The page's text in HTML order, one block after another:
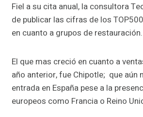
Fiel a su cita anual, la consultora
de publicar las cifras de los
en cuanto a grupos de restauración.
El que mas creció en cuanto a
año anterior, fue Chipotle; que aún
entrada en España pese a la
europeos como Francia o Reino